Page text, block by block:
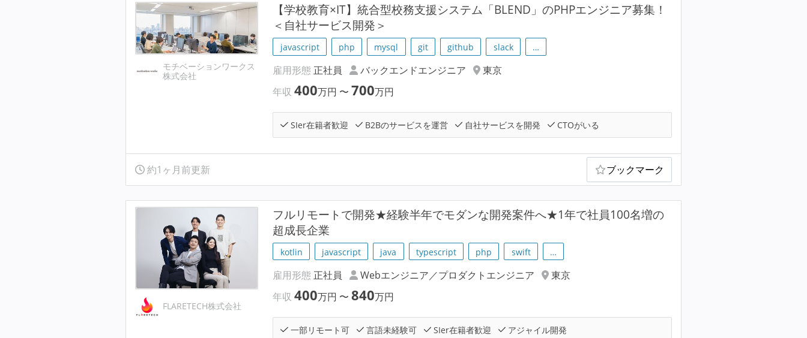
モチベーションワークス
株式会社
【学校教育×IT】統合型校務支援システム「BLEND」のPHPエンジニア募集！
＜自社サービス開発＞
javascript php mysql git github slack …
雇用形態 正社員 バックエンドエンジニア
東京
年収400万円 〜700万円
SIer在籍者歓迎 B2Bのサービスを運営 自社サービスを開発 CTOがいる
約1ヶ月前更新 ブックマーク
FLARETECH株式会社
フルリモートで開発★経験半年でモダンな開発案件へ★1年で社員100名増の
超成長企業
kotlin javascript java typescript php swift …
雇用形態 正社員 Webエンジニア／プロダクトエンジニア
東京
年収400万円 〜840万円
一部リモート可 言語未経験可 SIer在籍者歓迎
アジャイル開発